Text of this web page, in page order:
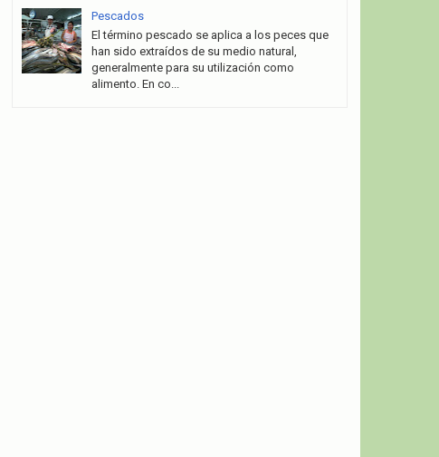
Pescados
El término pescado se aplica a los peces que
han sido extraídos de su medio natural,
generalmente para su utilización como
alimento. En co...